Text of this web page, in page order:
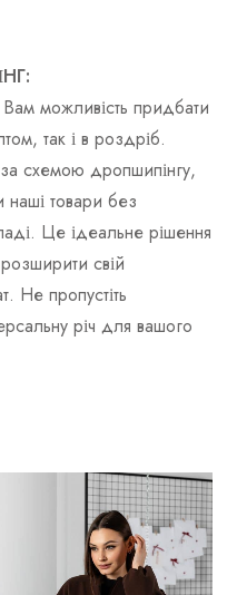
можливість придбати
так і в роздріб.
схемою дропшипінгу,
товари без
Це ідеальне рішення
свій
Не пропустіть
річ для вашого